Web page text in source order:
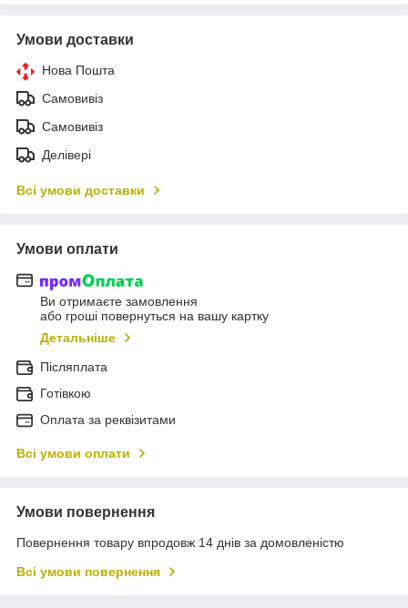
Умови доставки
Нова Пошта
Самовивіз
Самовивіз
Делівері
Всі умови доставки
Умови оплати
Ви отримаєте замовлення
або гроші повернуться на вашу картку
Детальніше
Післяплата
Готівкою
Оплата за реквізитами
Всі умови оплати
Умови повернення
Повернення товару впродовж 14 днів за домовленістю
Всі умови повернення